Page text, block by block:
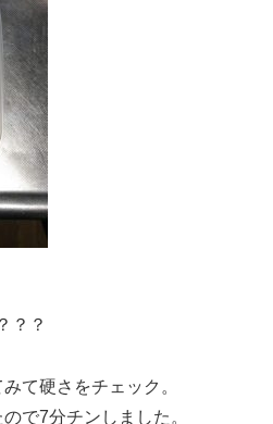
？？
て硬さをチェック。
で7分チンしました。